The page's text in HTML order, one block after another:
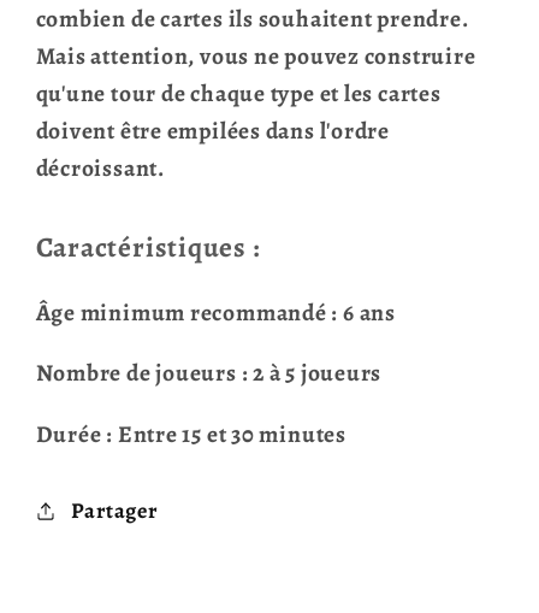
combien de cartes ils souhaitent prendre.
Mais attention, vous ne pouvez construire
qu'une tour de chaque type et les cartes
doivent être empilées dans l'ordre
décroissant.
Caractéristiques :
Âge minimum recommandé : 6 ans
Nombre de joueurs : 2 à 5 joueurs
Durée : Entre 15 et 30 minutes
Partager